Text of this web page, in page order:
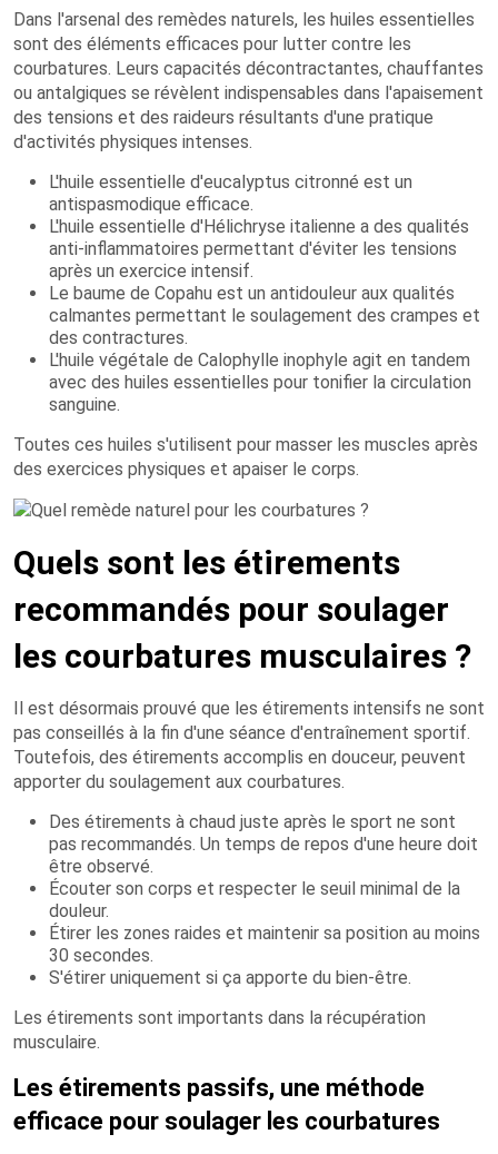
Dans l'arsenal des remèdes naturels, les huiles essentielles
sont des éléments efficaces pour lutter contre les
courbatures. Leurs capacités décontractantes, chauffantes
ou antalgiques se révèlent indispensables dans l'apaisement
des tensions et des raideurs résultants d'une pratique
d'activités physiques intenses.
L'huile essentielle d'eucalyptus citronné est un
antispasmodique efficace.
L'huile essentielle d'Hélichryse italienne a des qualités
anti-inflammatoires permettant d'éviter les tensions
après un exercice intensif.
Le baume de Copahu est un antidouleur aux qualités
calmantes permettant le soulagement des crampes et
des contractures.
L'huile végétale de Calophylle inophyle agit en tandem
avec des huiles essentielles pour tonifier la circulation
sanguine.
Toutes ces huiles s'utilisent pour masser les muscles après
des exercices physiques et apaiser le corps.
Quels sont les étirements
recommandés pour soulager
les courbatures musculaires ?
Il est désormais prouvé que les étirements intensifs ne sont
pas conseillés à la fin d'une séance d'entraînement sportif.
Toutefois, des étirements accomplis en douceur, peuvent
apporter du soulagement aux courbatures.
Des étirements à chaud juste après le sport ne sont
pas recommandés. Un temps de repos d'une heure doit
être observé.
Écouter son corps et respecter le seuil minimal de la
douleur.
Étirer les zones raides et maintenir sa position au moins
30 secondes.
S'étirer uniquement si ça apporte du bien-être.
Les étirements sont importants dans la récupération
musculaire.
Les étirements passifs, une méthode
efficace pour soulager les courbatures